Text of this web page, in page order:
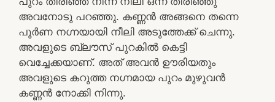
അവനോടു പറഞ്ഞു. കണ്ണൻ അങ്ങനെ തന്നെ
പൂർണ നഗ്നയായി നീലി അടുത്തേക്ക് ചെന്നു.
അവളുടെ ബ്ലൗസ് പുറകിൽ കെട്ടി
വെച്ചേക്കയാണ്. അത് അവൻ ഊരിയതും
അവളുടെ കറുത്ത നഗ്നമായ പുറം മുഴുവൻ
കണ്ണൻ നോക്കി നിന്നു.